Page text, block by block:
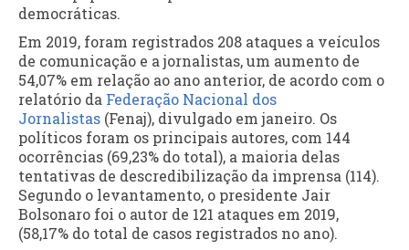
democráticas.
Em 2019, foram registrados 208 ataques a veículos
de comunicação e a jornalistas, um aumento de
54,07% em relação ao ano anterior, de acordo com o
relatório da Federação Nacional dos
Jornalistas (Fenaj), divulgado em janeiro. Os
políticos foram os principais autores, com 144
ocorrências (69,23% do total), a maioria delas
tentativas de descredibilização da imprensa (114).
Segundo o levantamento, o presidente Jair
Bolsonaro foi o autor de 121 ataques em 2019,
(58,17% do total de casos registrados no ano).